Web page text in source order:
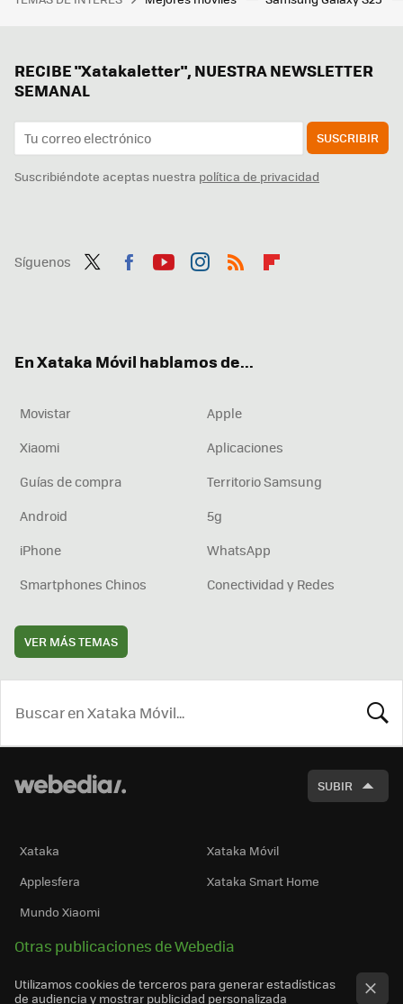
RECIBE "Xatakaletter", NUESTRA NEWSLETTER
SEMANAL
SUSCRIBIR
Suscribiéndote aceptas nuestra política de privacidad
Síguenos
En Xataka Móvil hablamos de...
Movistar
Apple
Xiaomi
Aplicaciones
Guías de compra
Territorio Samsung
Android
5g
iPhone
WhatsApp
Smartphones Chinos
Conectividad y Redes
VER MÁS TEMAS
SUBIR
Xataka
Xataka Móvil
Applesfera
Xataka Smart Home
Mundo Xiaomi
Otras publicaciones de Webedia
Utilizamos cookies de terceros para generar estadísticas
de audiencia y mostrar publicidad personalizada